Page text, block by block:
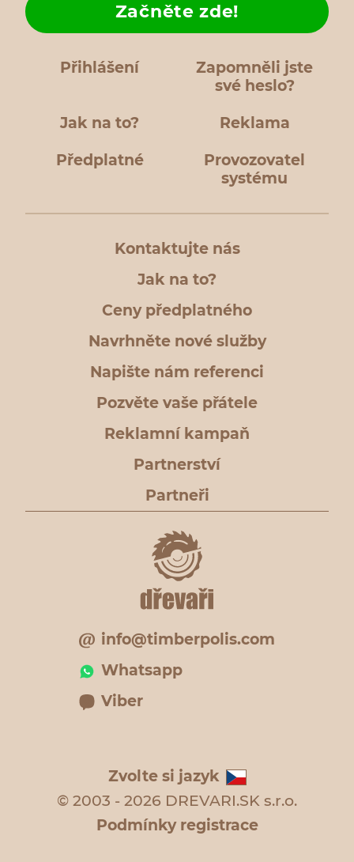
Přihlášení
Zapomněli jste
své heslo?
Jak na to?
Začněte zde!
Reklama
Předplatné
Provozovatel
systému
Kontaktujte nás
Jak na to?
Ceny předplatného
Navrhněte nové služby
Napište nám referenci
Pozvěte vaše přátele
Reklamní kampaň
Partnerství
Partneři
info@timberpolis.com
Whatsapp
Viber
Zvolte si jazyk
© 2003 - 2026 DREVARI.SK s.r.o.
Podmínky registrace